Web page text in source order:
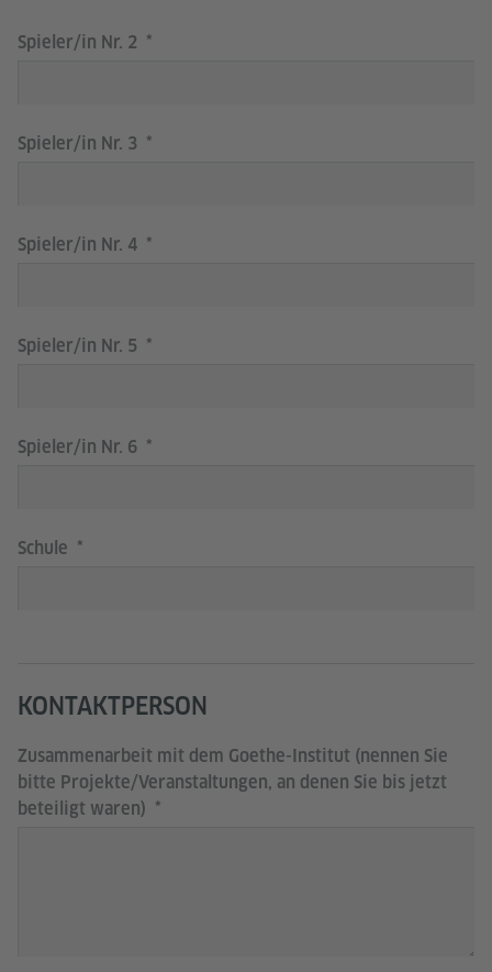
Spieler/in Nr. 2
Spieler/in Nr. 3
Spieler/in Nr. 4
Spieler/in Nr. 5
Spieler/in Nr. 6
Schule
KONTAKTPERSON
Zusammenarbeit mit dem Goethe-Institut (nennen Sie
bitte Projekte/Veranstaltungen, an denen Sie bis jetzt
beteiligt waren)